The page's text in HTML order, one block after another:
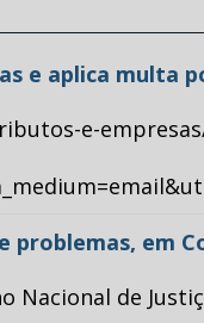
e aplica multa
e-
problemas, em
de